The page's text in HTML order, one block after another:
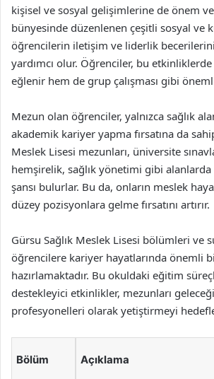
kişisel ve sosyal gelişimlerine de önem
bünyesinde düzenlenen çeşitli sosyal ve
öğrencilerin iletişim ve liderlik
yardımcı olur. Öğrenciler, bu
eğlenir hem de grup çalışması gibi
Mezun olan öğrenciler, yalnızca sağlık
akademik kariyer yapma fırsatına da
Meslek Lisesi mezunları, üniversite
hemşirelik, sağlık yönetimi gibi
şansı bulurlar. Bu da, onların meslek
düzey pozisyonlara gelme fırsatını artırır.
Gürsu Sağlık Meslek Lisesi bölümleri ve
öğrencilere kariyer hayatlarında önemli
hazırlamaktadır. Bu okuldaki eğitim
destekleyici etkinlikler, mezunları
profesyonelleri olarak yetiştirmeyi
Bölüm Açıklama